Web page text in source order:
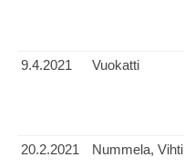
9.4.2021
Vuokatti
20.2.2021
Nummela, Vihti